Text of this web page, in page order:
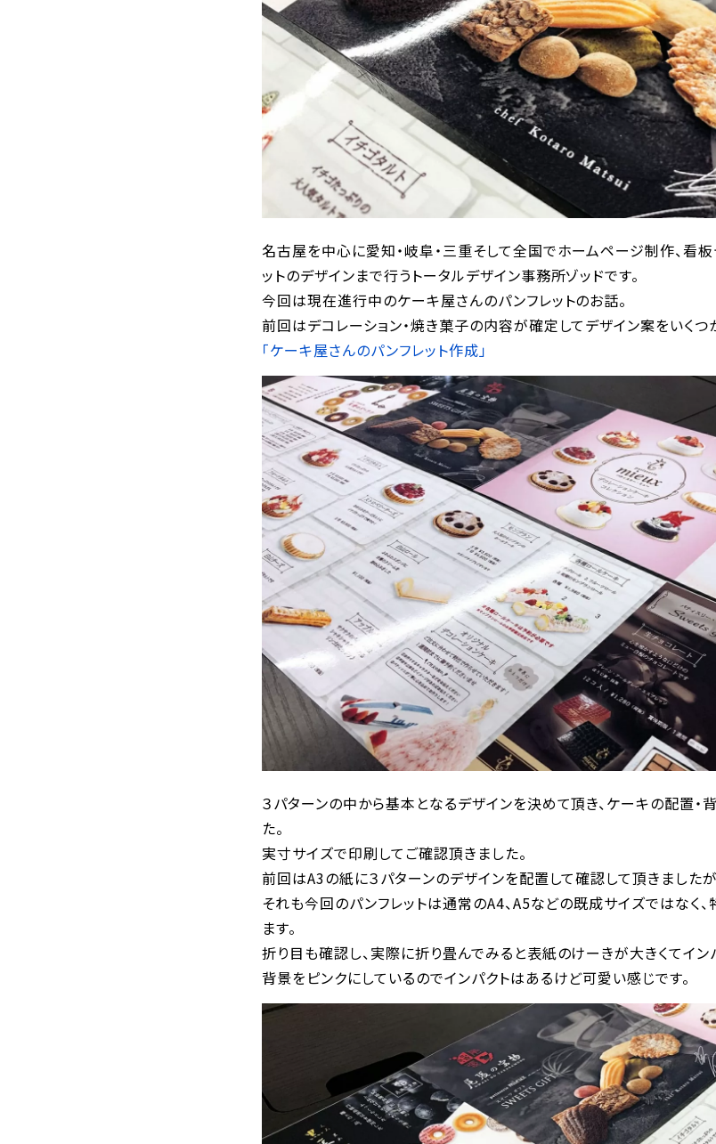
名古屋を中心に愛知・岐阜・三重そして全国でホームページ制作、看板
ットのデザインまで行うトータルデザイン事務所ゾッドです。
今回は現在進行中のケーキ屋さんのパンフレットのお話。
前回はデコレーション・焼き菓子の内容が確定してデザイン案をいくつ
「ケーキ屋さんのパンフレット作成」
３パターンの中から基本となるデザインを決めて頂き、ケーキの配置・
た。
実寸サイズで印刷してご確認頂きました。
前回はA3の紙に３パターンのデザインを配置して確認して頂きました
それも今回のパンフレットは通常のA4、A5などの既成サイズではなく
ます。
折り目も確認し、実際に折り畳んでみると表紙のけーきが大きくてイン
背景をピンクにしているのでインパクトはあるけど可愛い感じです。